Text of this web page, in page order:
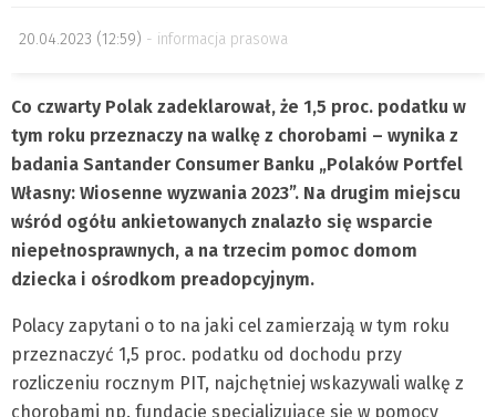
20.04.2023 (12:59) informacja prasowa
Co czwarty Polak zadeklarował, że 1,5 proc. podatku w
tym roku przeznaczy na walkę z chorobami – wynika z
badania Santander Consumer Banku „Polaków Portfel
Własny: Wiosenne wyzwania 2023”. Na drugim miejscu
wśród ogółu ankietowanych znalazło się wsparcie
niepełnosprawnych, a na trzecim pomoc domom
dziecka i ośrodkom preadopcyjnym.
Polacy zapytani o to na jaki cel zamierzają w tym roku
przeznaczyć 1,5 proc. podatku od dochodu przy
rozliczeniu rocznym PIT, najchętniej wskazywali walkę z
chorobami np. fundacje specjalizujące się w pomocy